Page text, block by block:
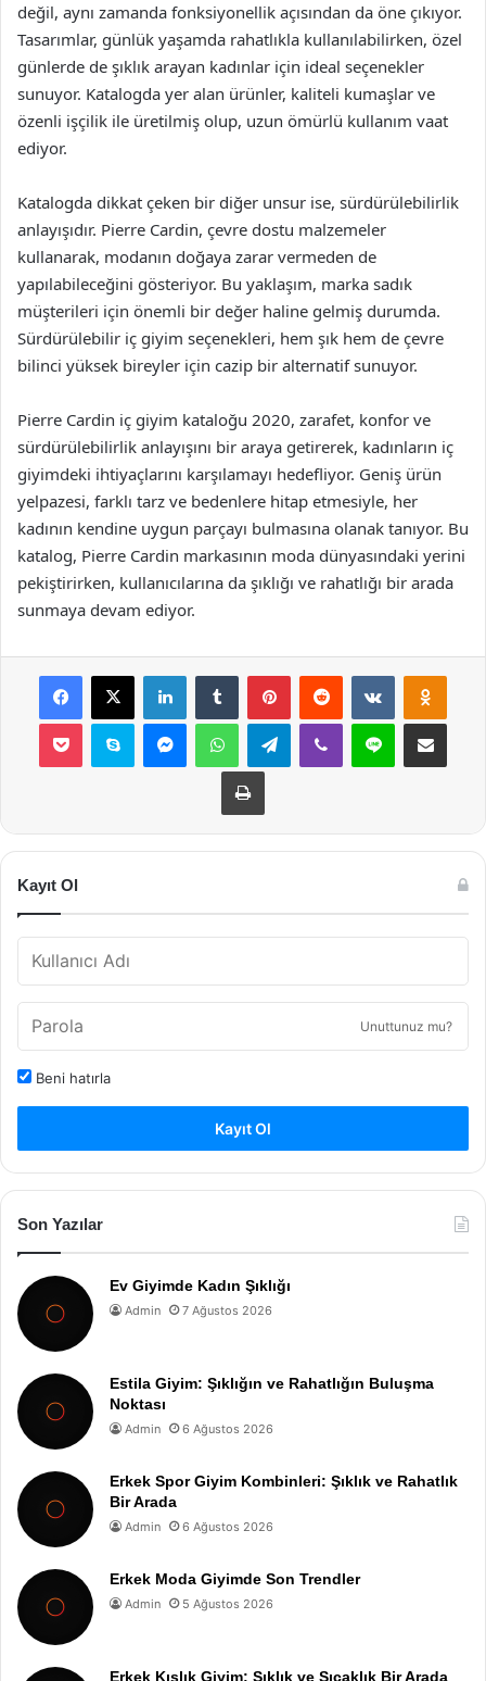
değil, aynı zamanda fonksiyonellik açısından da öne çıkıyor.
Tasarımlar, günlük yaşamda rahatlıkla kullanılabilirken, özel
günlerde de şıklık arayan kadınlar için ideal seçenekler
sunuyor. Katalogda yer alan ürünler, kaliteli kumaşlar ve
özenli işçilik ile üretilmiş olup, uzun ömürlü kullanım vaat
ediyor.
Katalogda dikkat çeken bir diğer unsur ise, sürdürülebilirlik
anlayışıdır. Pierre Cardin, çevre dostu malzemeler
kullanarak, modanın doğaya zarar vermeden de
yapılabileceğini gösteriyor. Bu yaklaşım, marka sadık
müşterileri için önemli bir değer haline gelmiş durumda.
Sürdürülebilir iç giyim seçenekleri, hem şık hem de çevre
bilinci yüksek bireyler için cazip bir alternatif sunuyor.
Pierre Cardin iç giyim kataloğu 2020, zarafet, konfor ve
sürdürülebilirlik anlayışını bir araya getirerek, kadınların iç
giyimdeki ihtiyaçlarını karşılamayı hedefliyor. Geniş ürün
yelpazesi, farklı tarz ve bedenlere hitap etmesiyle, her
kadının kendine uygun parçayı bulmasına olanak tanıyor. Bu
katalog, Pierre Cardin markasının moda dünyasındaki yerini
pekiştirirken, kullanıcılarına da şıklığı ve rahatlığı bir arada
sunmaya devam ediyor.
Facebook
X LinkedInTumblr PinterestReddit VKontakte
Pocket Skype MessengerWhatsAppTelegramViber Line E-Posta ile
Yazdır
Kayıt Ol
Unuttunuz mu?
Beni hatırla
Kayıt Ol
Son Yazılar
Ev Giyimde Kadın Şıklığı
Admin 7 Ağustos 2026
Estila Giyim: Şıklığın ve Rahatlığın Buluşma
Noktası
Admin 6 Ağustos 2026
Erkek Spor Giyim Kombinleri: Şıklık ve Rahatlık
Bir Arada
Admin 6 Ağustos 2026
Erkek Moda Giyimde Son Trendler
Admin 5 Ağustos 2026
Erkek Kışlık Giyim: Şıklık ve Sıcaklık Bir Arada